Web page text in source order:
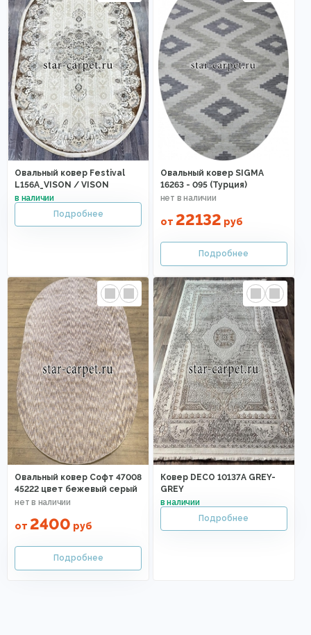
Овальный ковер Festival
L156A_VISON / VISON
Овальный ковер SIGMA
16263 - 095 (Турция)
от 22132 руб
Овальный ковер Софт 47008
45222 цвет бежевый серый
от 2400 руб
Ковер DECO 10137A GREY-
GREY